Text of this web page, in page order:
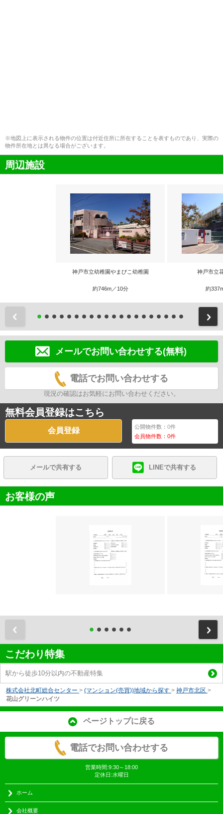
※地図上に表示される物件の位置は付近住所に所在することを表すものであり、実際の
物件所在地とは異なる場合がございます。
周辺施設
神戸市立幼稚園やまびこ幼稚園
約746m／10分
神戸市立
約
メールでお問い合わせする(無料)
電話でお問い合わせする
現況の確認はお気軽にお問い合わせください。
無料会員登録はこちら
会員登録 公開物件数：0件
会員物件数：0件
メールで共有する LINEで共有する
お客様の声
こだわり特集
駅から徒歩10分以内の不動産特集
株式会社北町総合センター > (マンション(売買))地域から探す > 神戸市北区 >
花山グリーンハイツ
ページトップに戻る
電話でお問い合わせする
営業時間:9:30～18:00
定休日:水曜日
ホーム
会社概要